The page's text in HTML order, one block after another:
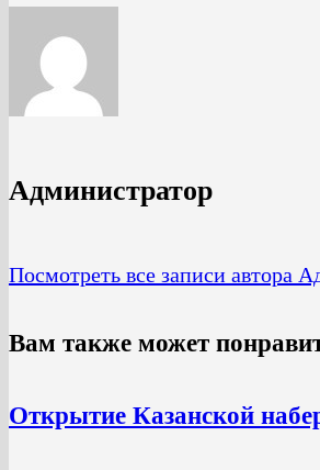
Администратор
Посмотреть все записи автора
Вам также может
Открытие Казанской